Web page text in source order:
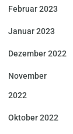
Februar 2023
Januar 2023
Dezember 2022
November
2022
Oktober 2022